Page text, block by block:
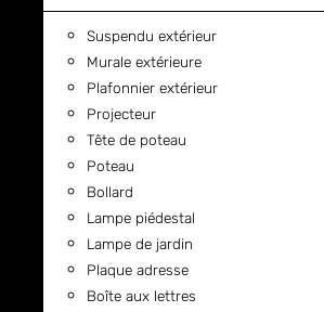
Suspendu extérieur
Murale extérieure
Plafonnier extérieur
Projecteur
Tête de poteau
Poteau
Bollard
Lampe piédestal
Lampe de jardin
Plaque adresse
Boîte aux lettres